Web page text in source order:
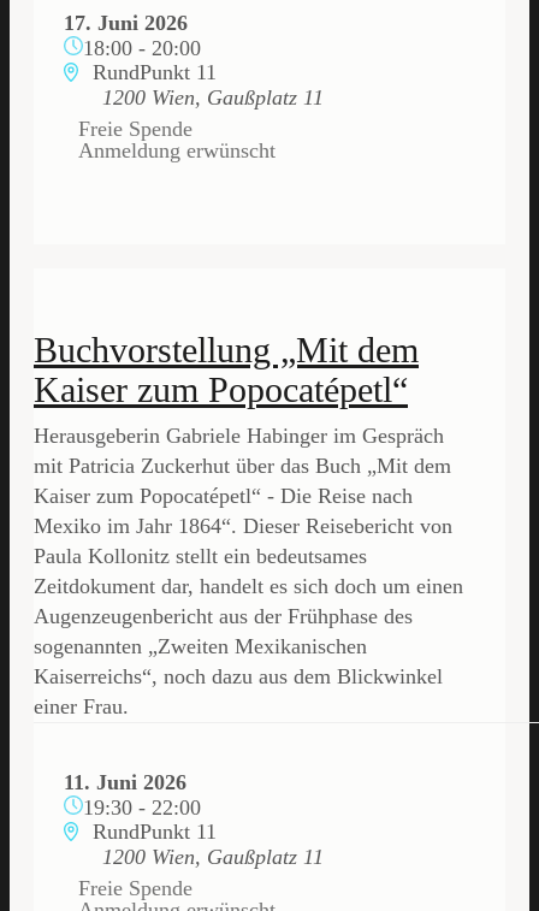
17. Juni 2026
18:00 - 20:00
RundPunkt 11
1200 Wien, Gaußplatz 11
Freie Spende
Anmeldung erwünscht
Buchvorstellung „Mit dem
Kaiser zum Popocatépetl“
Herausgeberin Gabriele Habinger im Gespräch
mit Patricia Zuckerhut über das Buch „Mit dem
Kaiser zum Popocatépetl“ - Die Reise nach
Mexiko im Jahr 1864“. Dieser Reisebericht von
Paula Kollonitz stellt ein bedeutsames
Zeitdokument dar, handelt es sich doch um einen
Augenzeugenbericht aus der Frühphase des
sogenannten „Zweiten Mexikanischen
Kaiserreichs“, noch dazu aus dem Blickwinkel
einer Frau.
11. Juni 2026
19:30 - 22:00
RundPunkt 11
1200 Wien, Gaußplatz 11
Freie Spende